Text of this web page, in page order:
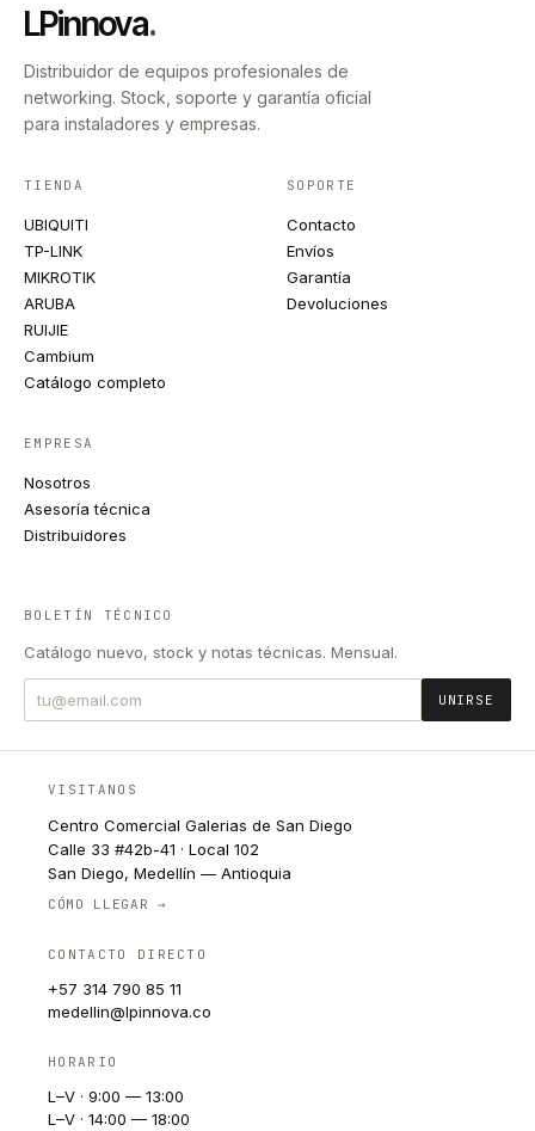
LPinnova.
Distribuidor de equipos profesionales de
networking. Stock, soporte y garantía oficial
para instaladores y empresas.
TIENDA
UBIQUITI
TP-LINK
MIKROTIK
ARUBA
RUIJIE
Cambium
Catálogo completo
SOPORTE
Contacto
Envíos
Garantía
Devoluciones
EMPRESA
Nosotros
Asesoría técnica
Distribuidores
BOLETÍN TÉCNICO
Catálogo nuevo, stock y notas técnicas. Mensual.
UNIRSE
VISITANOS
Centro Comercial Galerias de San Diego
Calle 33 #42b-41 · Local 102
San Diego, Medellín — Antioquia
CÓMO LLEGAR →
CONTACTO DIRECTO
+57 314 790 85 11
medellin@lpinnova.co
HORARIO
L–V · 9:00 — 13:00
L–V · 14:00 — 18:00